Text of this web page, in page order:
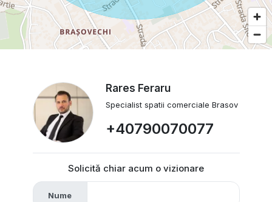
Rares Feraru
Specialist spatii comerciale Brasov
+40790070077
Solicită chiar acum o vizionare
Nume